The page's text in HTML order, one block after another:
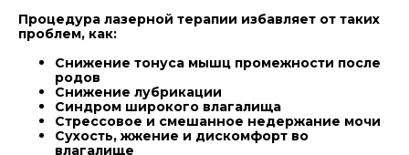
Процедура лазерной терапии избавляет от таких
проблем, как:
Снижение тонуса мышц промежности после
родов
Снижение лубрикации
Синдром широкого влагалища
Стрессовое и смешанное недержание мочи
Сухость, жжение и дискомфорт во
влагалище